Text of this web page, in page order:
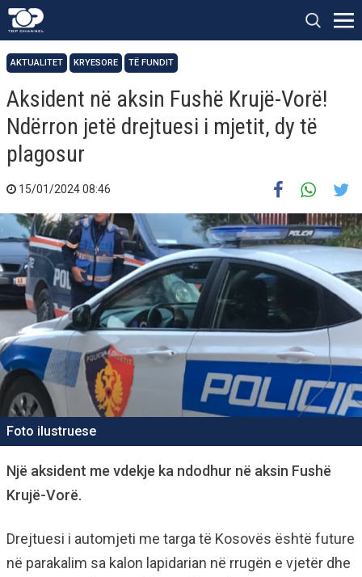
AKTUALITET KRYESORE TË FUNDIT
Aksident në aksin Fushë Krujë-Vorë!
Ndërron jetë drejtuesi i mjetit, dy të
plagosur
15/01/2024 08:46
Foto ilustruese
Një aksident me vdekje ka ndodhur në aksin Fushë
Krujë-Vorë.
Drejtuesi i automjeti me targa të Kosovës është future
në parakalim sa kalon lapidarian në rrugën e vjetër dhe